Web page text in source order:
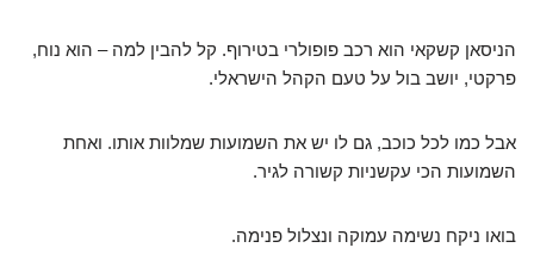
הניסאן קשקאי הוא רכב פופולרי בטירוף. קל להבין למה – הוא נוח,
פרקטי, יושב בול על טעם הקהל הישראלי.
אבל כמו לכל כוכב, גם לו יש את השמועות שמלוות אותו. ואחת
השמועות הכי עקשניות קשורה לגיר.
בואו ניקח נשימה עמוקה ונצלול פנימה.